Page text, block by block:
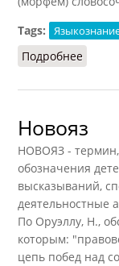
Tags:
Подробнее
Новояз
НОВОЯЗ -
обозначения
высказываний,
деятельностные
По Оруэллу, Н.,
которым:
цепь побед над